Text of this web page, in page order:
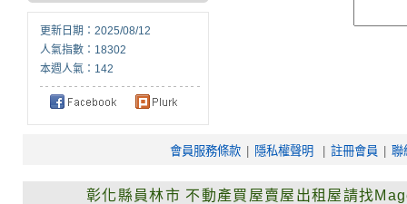
更新日期：2025/08/12
人氣指數：18302
本週人氣：142
會員服務條款 隱私權聲明 註冊會員 聯
彰化縣員林市 不動產買屋賣屋出租屋請找